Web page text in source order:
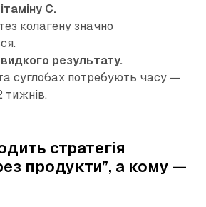
C.
колагену значно
результату.
суглобах потребують часу —
тижнів.
стратегія
продукти”, а кому —